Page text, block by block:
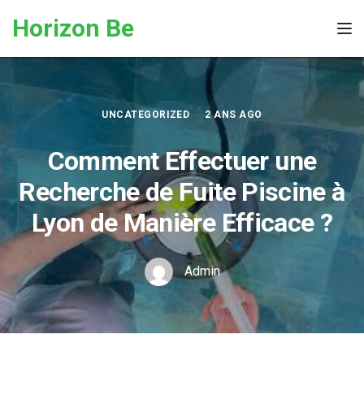
Horizon Be
UNCATEGORIZED 2 ANS AGO
Comment Effectuer une
Recherche de Fuite Piscine à
Lyon de Manière Efficace ?
Admin